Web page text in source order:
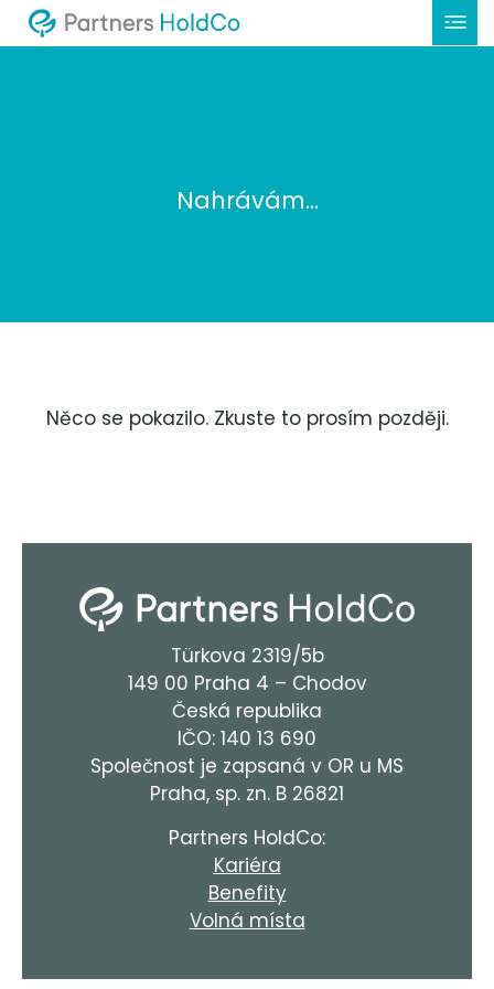
Nahrávám...
Něco se pokazilo. Zkuste to prosím později.
Türkova 2319/5b
149 00 Praha 4 – Chodov
Česká republika
IČO: 140 13 690
Společnost je zapsaná v OR u MS
Praha, sp. zn. B 26821
Partners HoldCo:
Kariéra
Benefity
Volná místa